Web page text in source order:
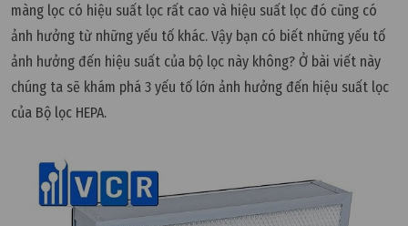
màng lọc có hiệu suất lọc rất cao và hiệu suất lọc đó cũng có
ảnh hưởng từ những yếu tố khác. Vậy bạn có biết những yếu tố
ảnh hưởng đến hiệu suất của bộ lọc này không? Ở bài viết này
chúng ta sẽ khám phá 3 yếu tố lớn ảnh hưởng đến hiệu suất lọc
của Bộ lọc HEPA.